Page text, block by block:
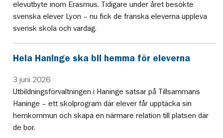
elevutbyte inom Erasmus. Tidigare under året besökte
svenska elever Lyon – nu fick de franska eleverna uppleva
svensk skola och vardag.
Hela Haninge ska bli hemma för eleverna
3 juni 2026
Utbildningsförvaltningen i Haninge satsar på Tillsammans
Haninge – ett skolprogram där elever får upptäcka sin
hemkommun och skapa en närmare relation till platsen där
de bor.